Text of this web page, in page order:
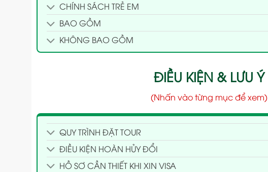
CHÍNH SÁCH TRẺ EM
BAO GỒM
KHÔNG BAO GỒM
ĐIỀU KIỆN & LƯU Ý
(Nhấn vào từng mục để xem)
QUY TRÌNH ĐẶT TOUR
ĐIỀU KIỆN HOÀN HỦY ĐỔI
HỒ SƠ CẦN THIẾT KHI XIN VISA